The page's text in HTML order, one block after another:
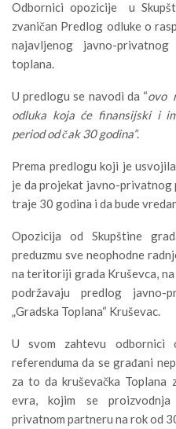
Odbornici opozicije u
zvaničan Predlog odluke o
najavljenog javno-
toplana.
U predlogu se navodi da “ovo
odluka koja će finansijski i
period od čak 30 godina”.
Prema predlogu koji je
je da projekat javno-privatnog
traje 30 godina i da bude
Opozicija od Skupštine
preduzmu sve neophodne
na teritoriji grada Kruševca,
podržavaju predlog javno-
„Gradska Toplana“ Kruševac.
U svom zahtevu
referenduma da se građani
za to da kruševačka
evra, kojim se
privatnom partneru na rok od